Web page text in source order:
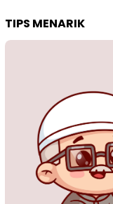
TIPS MENARIK